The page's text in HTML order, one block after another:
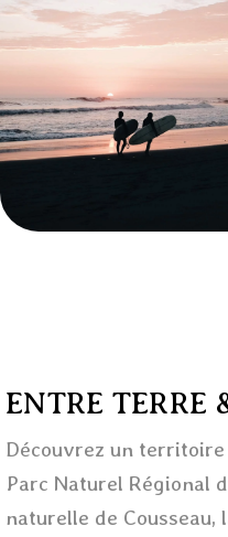
ENTRE TERRE
Découvrez un territoire
Parc Naturel Régional
naturelle de Cousseau,